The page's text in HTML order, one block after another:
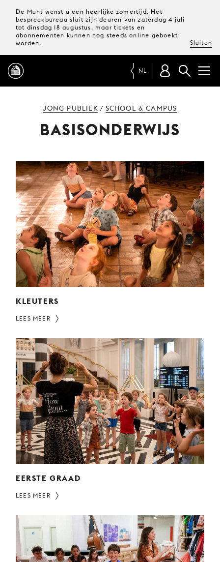
De Munt wenst u een heerlijke zomertijd. Het
bespreekbureau sluit zijn deuren van zaterdag 4 juli
tot dinsdag 18 augustus, maar tickets en
abonnementen kunnen nog steeds online geboekt
worden.
Sluiten
MAGAZINE
TICKETS &
ABONNEMENTEN
UW
BEZOEK
JONG
PUBLIEK
DE
MUNT
NL
JONG PUBLIEK / SCHOOL & CAMPUS
BASISONDERWIJS
KLEUTERS
LEES MEER
EERSTE GRAAD
LEES MEER